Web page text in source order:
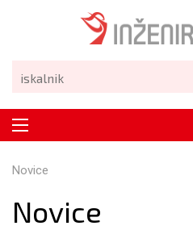
Novice
Novice